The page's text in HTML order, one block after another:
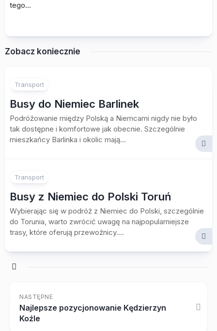
tego…
Zobacz koniecznie
Transport
Busy do Niemiec Barlinek
Podróżowanie między Polską a Niemcami nigdy nie było
tak dostępne i komfortowe jak obecnie. Szczególnie
mieszkańcy Barlinka i okolic mają...
Transport
Busy z Niemiec do Polski Toruń
Wybierając się w podróż z Niemiec do Polski, szczególnie
do Torunia, warto zwrócić uwagę na najpopularniejsze
trasy, które oferują przewoźnicy....
NASTĘPNE
Najlepsze pozycjonowanie Kędzierzyn
Koźle